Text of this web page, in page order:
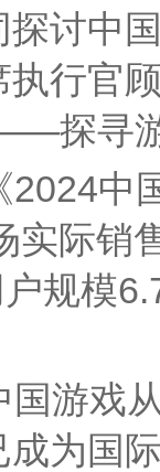
讨中
行官
探寻
2024中
实际销
规模
国游戏
为国